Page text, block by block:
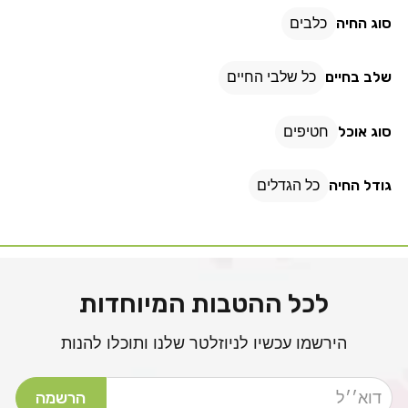
סוג החיה כלבים
שלב בחיים כל שלבי החיים
סוג אוכל חטיפים
גודל החיה כל הגדלים
לכל ההטבות המיוחדות
הירשמו עכשיו לניוזלטר שלנו ותוכלו להנות
דוא׳׳ל הרשמה